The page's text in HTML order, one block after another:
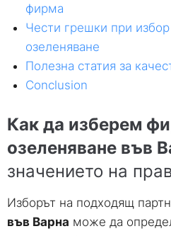
фирма
Чести грешки при
озеленяване
Полезна статия за
Conclusion
Как да изберем
озеленяване във
значението на
Изборът на подходящ
във Варна може да